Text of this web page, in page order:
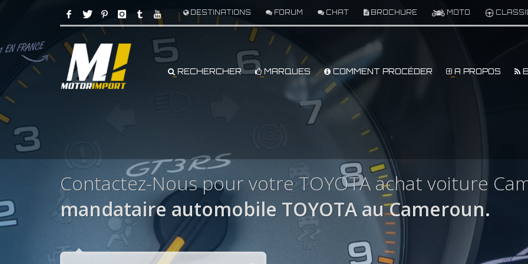
DESTINATIONS FORUM CHAT BROCHURE MOTO
RECHERCHER MARQUES COMMENT PROCÉDER A PROPOS
Contactez-Nous pour votre TOYOTA achat voiture
mandataire automobile TOYOTA au Cameroun.